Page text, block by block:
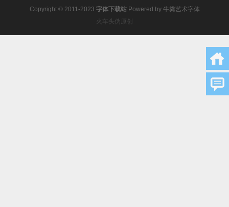
Copyright © 2011-2023 字体下载站 Powered by 牛粪艺术字体
火车头伪原创